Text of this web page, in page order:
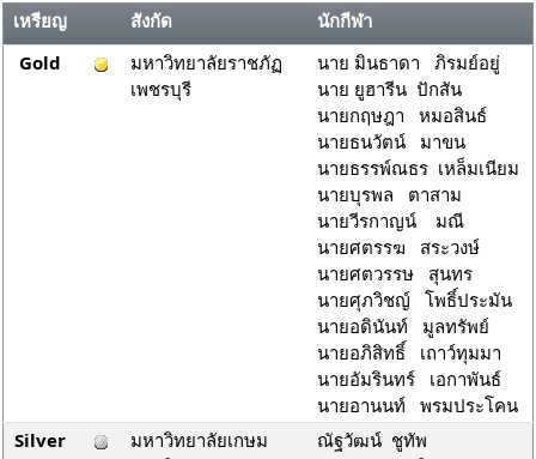
เหรียญ
สังกัด
นักกีฬา
Gold
มหาวิทยาลัยราชภัฏ
เพชรบุรี
นาย มินธาดา ภิรมย์อยู่
นาย ยูฮารีน ปักสัน
นายกฤษฎา หมอสินธ์
นายธนวัตน์ มาขน
นายธรรพ์ณธร เหล็มเนียม
นายบุรพล ตาสาม
นายวีรกาญน์ มณี
นายศตรรฆ สระวงษ์
นายศตวรรษ สุนทร
นายศุภวิชญ์ โพธิ์ประมัน
นายอดินันท์ มูลทรัพย์
นายอภิสิทธิ์ เถาว์ทุมมา
นายอัมรินทร์ เอกาพันธ์
นายอานนท์ พรมประโคน
Silver
มหาวิทยาลัยเกษม
ณัฐวัฒน์ ชูทัพ